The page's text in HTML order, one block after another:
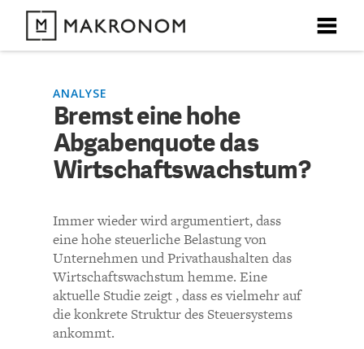
X
ARTIKEL
FEATURES
THEMEN
NEWSLETTER
ÜBER UNS
X
neuesten Beiträge.
X
X
ANALYSE
Bremst eine hohe
Abgabenquote das
Wirtschaftswachstum?
Immer wieder wird argumentiert, dass
eine hohe steuerliche Belastung von
Unternehmen und Privathaushalten das
Wirtschaftswachstum hemme. Eine
aktuelle Studie zeigt , dass es vielmehr auf
die konkrete Struktur des Steuersystems
ankommt.
X
KOMMENTARE ZU
Bremst eine hohe
Abgabenquote das
KOMMENTIEREN (VIA EMAIL)
Richtlinien
Howetzel